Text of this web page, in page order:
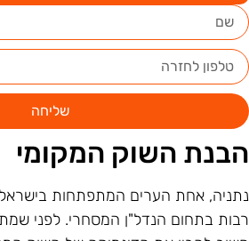
שליחה
השוק המקומי
אחת הערים המתפתחות בישראל,
בתחום הנדל"ן המסחרי. לפני